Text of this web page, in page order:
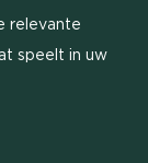
relevante
speelt in uw